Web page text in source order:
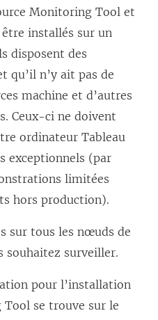
Monitoring Tool et
installés sur un
disposent des
qu’il n’y ait pas de
machine et d’autres
Ceux-ci ne doivent
ordinateur Tableau
exceptionnels (par
limitées
hors production).
sur tous les nœuds de
souhaitez surveiller.
pour l’installation
Tool se trouve sur le